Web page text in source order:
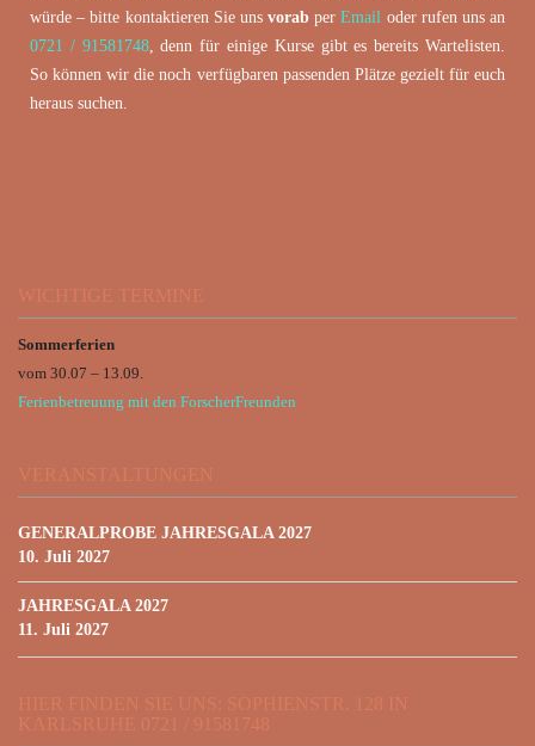
würde – bitte kontaktieren Sie uns vorab perEmail oder rufen uns an
0721 / 91581748, denn für einige Kurse gibt es bereits Wartelisten.
So können wir die noch verfügbaren passenden Plätze gezielt für euch
heraus suchen.
WICHTIGE TERMINE
Sommerferien
vom 30.07 – 13.09.
Ferienbetreuung mit den ForscherFreunden
VERANSTALTUNGEN
GENERALPROBE JAHRESGALA 2027
10. Juli 2027
JAHRESGALA 2027
11. Juli 2027
HIER FINDEN SIE UNS: SOPHIENSTR. 128 IN
KARLSRUHE 0721 / 91581748